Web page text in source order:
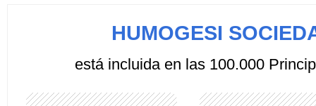
HUMOGESI
está incluida en las 100.000